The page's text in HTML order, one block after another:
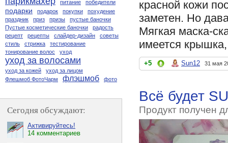
красной кожи
заметен. Но
Мягкая маска-
имеется крышка,
+5 Sun12 31 мая
Всё будет
Продукт получен
питание победители
подарки подарок покупки
похудение
праздник
приз призы
пустые баночки
Пустые косметические баночки
радость
рецепт
рецепты слайдер-дизайн
советы
стиль
стрижка
тестирование
тонирование волос
уход
уход за волосами
уход за кожей
уход за лицом
Флешмоб ФотоЧарм
флэшмоб фото
Сегодня обсуждают:
Активируйтесь!
14 комментариев